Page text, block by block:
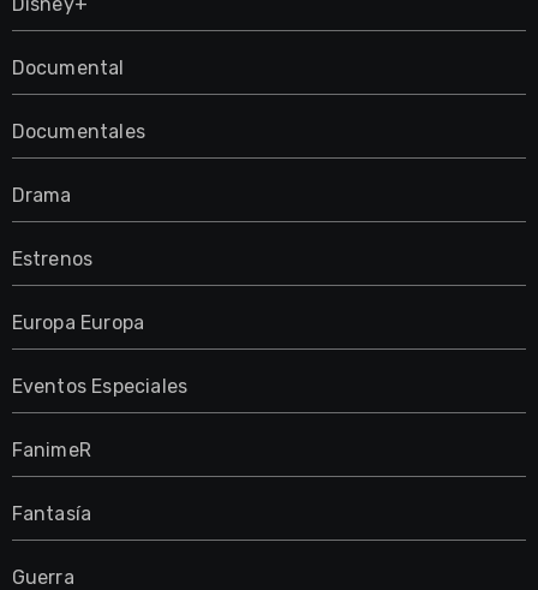
Documental
Documentales
Drama
Estrenos
Europa Europa
Eventos Especiales
FanimeR
Fantasía
Guerra